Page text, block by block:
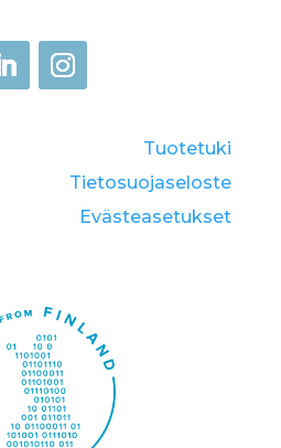
Tuotetuki
Tietosuojaseloste
Eväste­asetukset